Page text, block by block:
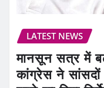
LATEST NEWS
मानसून सत्र में
कांग्रेस ने